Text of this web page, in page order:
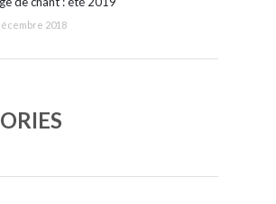
2018